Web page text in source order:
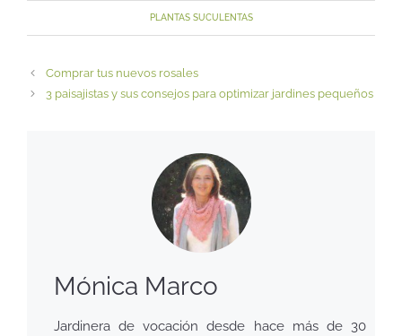
PLANTAS SUCULENTAS
Comprar tus nuevos rosales
3 paisajistas y sus consejos para optimizar jardines pequeños
Mónica Marco
Jardinera de vocación desde hace más de 30